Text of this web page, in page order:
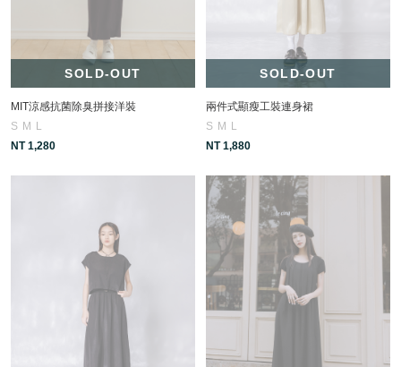
SOLD-OUT
MIT涼感抗菌除臭拼接洋裝
S M
L
NT 1,280
SOLD-OUT
兩件式顯瘦工裝連身裙
S M
L
NT 1,880